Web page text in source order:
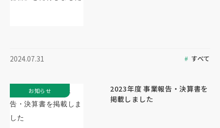
2024.07.31 すべて
2023年度 事業報告・決算書を
掲載しました
お知らせ